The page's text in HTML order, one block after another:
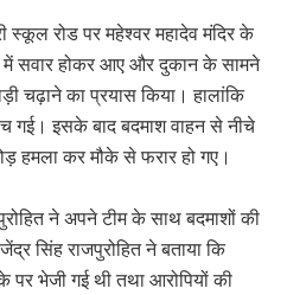
रोड पर महेश्वर महादेव मंदिर के
में सवार होकर आए और दुकान के सामने
चढ़ाने का प्रयास किया। हालांकि
इसके बाद बदमाश वाहन से नीचे
हमला कर मौके से फरार हो गए।
ने अपने टीम के साथ बदमाशों की
सिंह राजपुरोहित ने बताया कि
पर भेजी गई थी तथा आरोपियों की